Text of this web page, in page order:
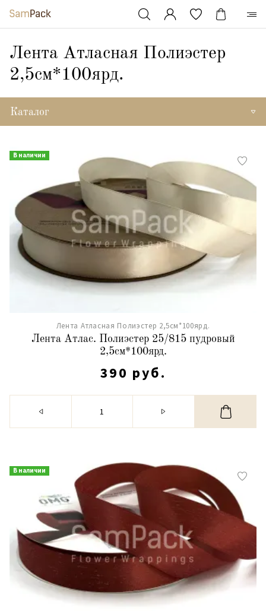
Лента Атласная Полиэстер
2,5см*100ярд.
Каталог
В наличии
Лента Атласная Полиэстер 2,5см*100ярд.
Лента Атлас. Полиэстер 25/815 пудровый
2,5см*100ярд.
390 руб.
В наличии